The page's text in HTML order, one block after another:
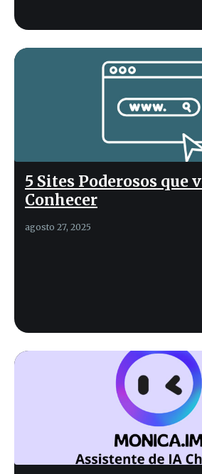
5 Sites Poderosos que
Conhecer
agosto 27, 2025